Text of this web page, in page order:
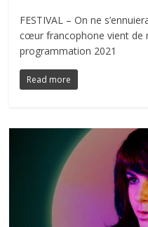
FESTIVAL – On ne
cœur francophone vient de
programmation 2021
Read more